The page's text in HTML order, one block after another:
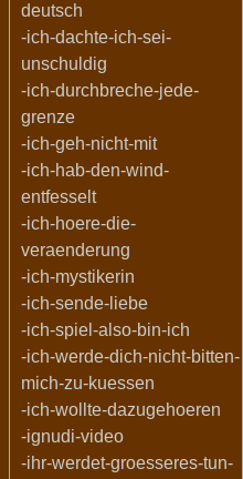
deutsch
-ich-dachte-ich-sei-
unschuldig
-ich-durchbreche-jede-
grenze
-ich-geh-nicht-mit
-ich-hab-den-wind-
entfesselt
-ich-hoere-die-
veraenderung
-ich-mystikerin
-ich-sende-liebe
-ich-spiel-also-bin-ich
-ich-werde-dich-nicht-bitten-
mich-zu-kuessen
-ich-wollte-dazugehoeren
-ignudi-video
-ihr-werdet-groesseres-tun-